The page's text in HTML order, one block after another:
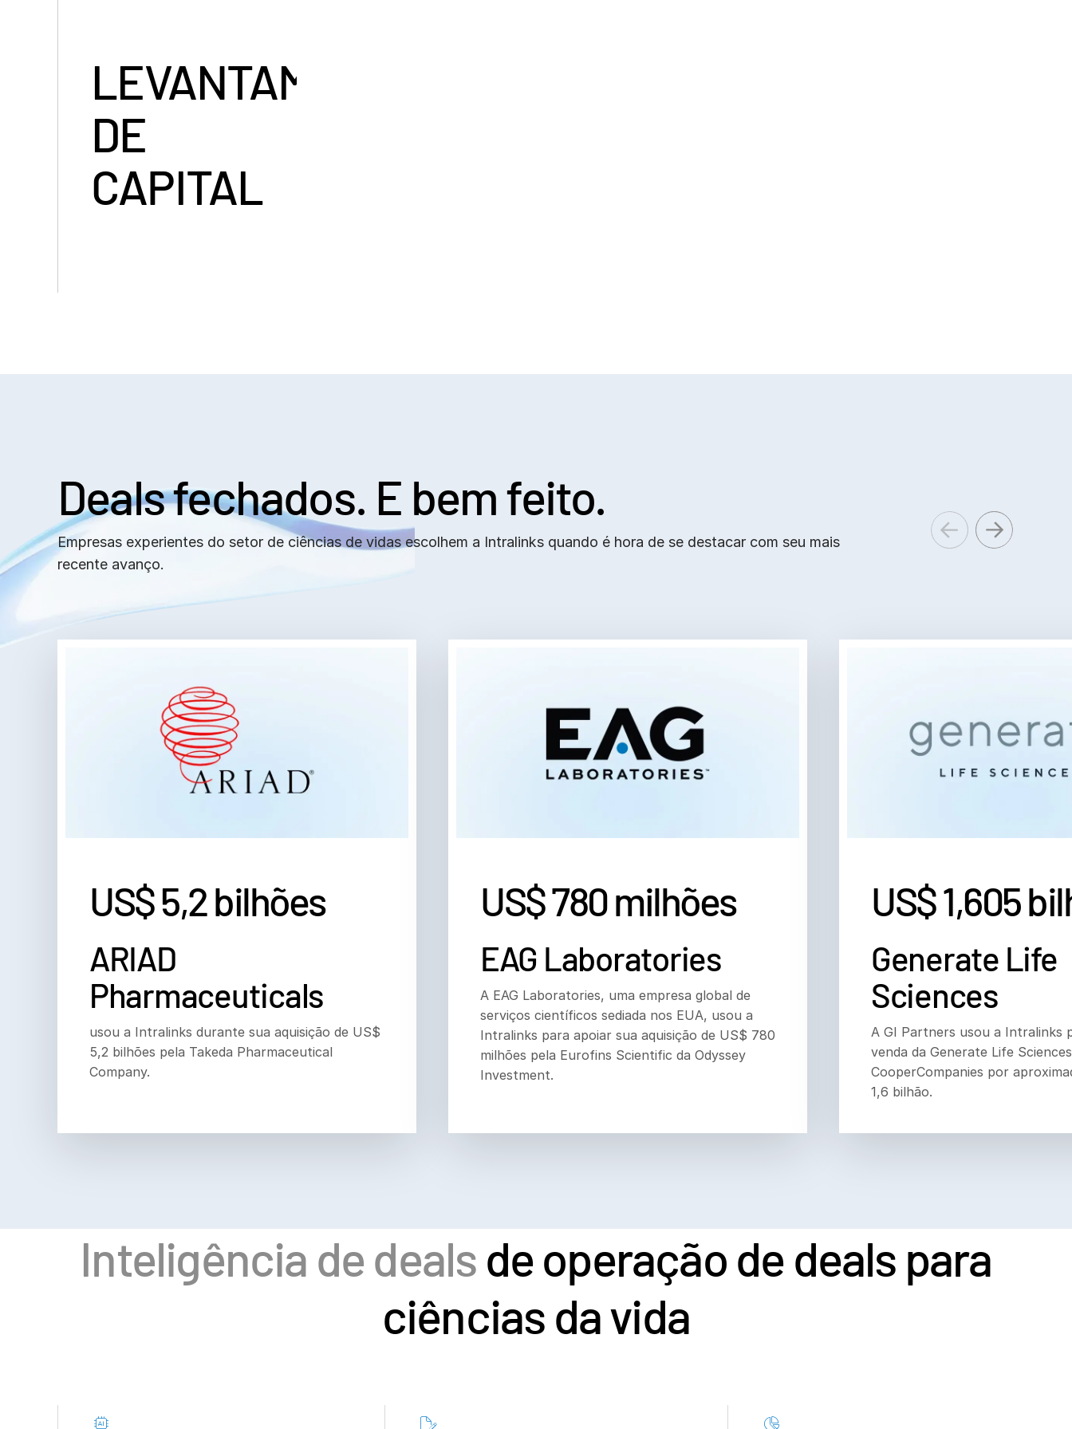
LEVANTAMENTO
DE
CAPITAL
Deals fechados. E bem feito.
Empresas experientes do setor de ciências de vidas escolhem a Intralinks quando é hora de se destacar com seu mais
recente avanço.
US$ 5,2 bilhões
ARIAD
Pharmaceuticals
usou a Intralinks durante sua aquisição de US$
5,2 bilhões pela Takeda Pharmaceutical
Company.
US$ 780 milhões
EAG Laboratories
A EAG Laboratories, uma empresa global de
serviços científicos sediada nos EUA, usou a
Intralinks para apoiar sua aquisição de US$ 780
milhões pela Eurofins Scientific da Odyssey
Investment.
US$ 1,605
Generate Life
Sciences
A GI Partners usou a Intralinks
venda da Generate Life
CooperCompanies por
1,6 bilhão.
Inteligência de dealsde operação de deals para
ciências da vida